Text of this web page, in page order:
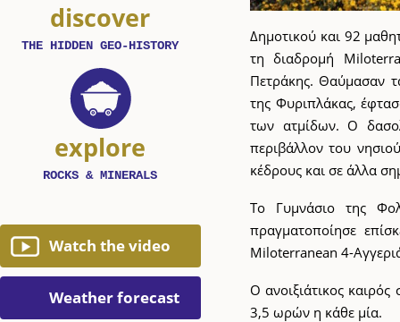
discover
THE HIDDEN GEO-HISTORY
explore
ROCKS & MINERALS
Watch the video
Weather forecast
Δημοτικού και 92
τη διαδρομή
Πετράκης. Θαύμασαν
της Φυριπλάκας,
των ατμίδων. Ο
περιβάλλον του
κέδρους και σε άλλα
Το Γυμνάσιο της
πραγματοποίησε
Miloterranean 4-
Ο ανοιξιάτικος
3,5 ωρών η κάθε μία.